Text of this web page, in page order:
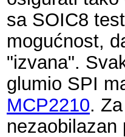
sa SOIC8
mogućnost,
"izvana".
glumio SPI
MCP2210.
nezaobilazan